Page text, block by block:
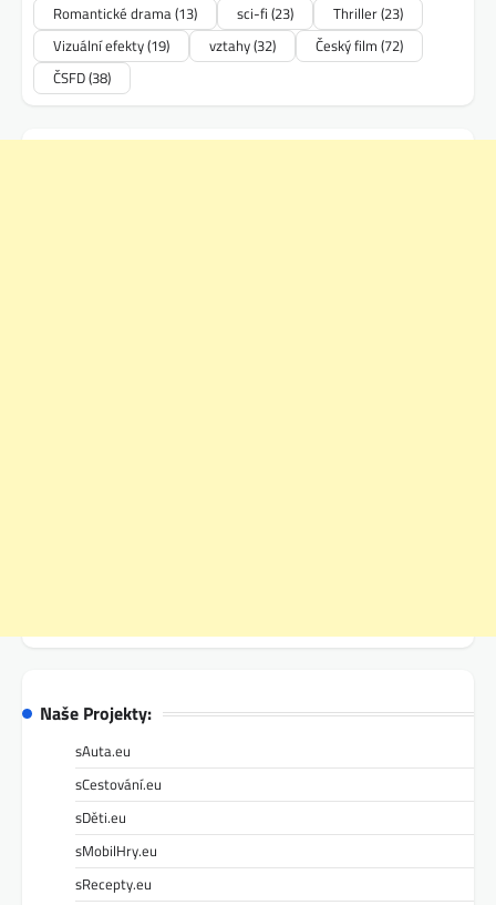
Romantické drama(13) sci-fi (23) Thriller(23)
Vizuální efekty(19) vztahy(32) Český film (72)
ČSFD(38)
Naše Projekty:
sAuta.eu
sCestování.eu
sDěti.eu
sMobilHry.eu
sRecepty.eu